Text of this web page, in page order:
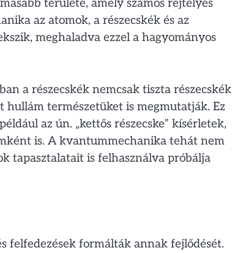
területe, amely számos rejtélyes
az atomok, a részecskék és az
meghaladva ezzel a hagyományos
a részecskék nemcsak tiszta részecskék
természetüket is megmutatják. Ez
az ún. „kettős részecske” kísérletek,
is. A kvantummechanika tehát nem
tapasztalatait is felhasználva próbálja
felfedezések formálták annak fejlődését.